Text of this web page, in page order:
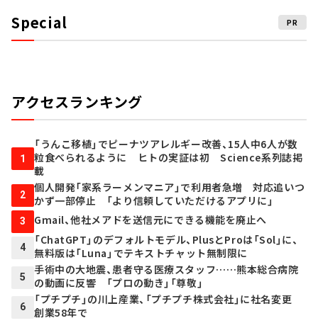
Special PR
アクセスランキング
1
「うんこ移植」でピーナツアレルギー改善、15人中6人が数
粒食べられるように ヒトの実証は初 Science系列誌掲
載
2
個人開発「家系ラーメンマニア」で利用者急増 対応追いつ
かず一部停止 「より信頼していただけるアプリに」
3 Gmail、他社メアドを送信元にできる機能を廃止へ
4
「ChatGPT」のデフォルトモデル、PlusとProは「Sol」に、
無料版は「Luna」でテキストチャット無制限に
5
手術中の大地震、患者守る医療スタッフ……熊本総合病院
の動画に反響 「プロの動き」「尊敬」
6
「プチプチ」の川上産業、「プチプチ株式会社」に社名変更
創業58年で